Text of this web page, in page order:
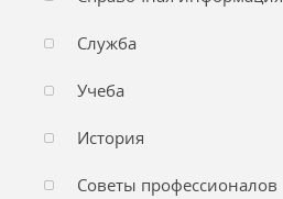
Служба
Учеба
История
Советы профессионалов